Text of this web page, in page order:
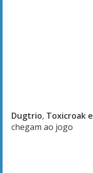
Dugtrio, Toxicroak e
chegam ao jogo